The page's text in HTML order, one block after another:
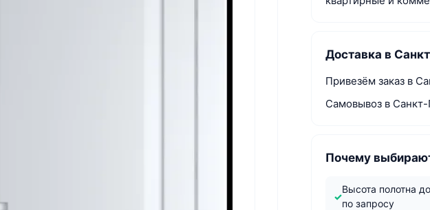
Доставка в
Привезём заказ в
Самовывоз в
Почему
Высота полотна
по запросу